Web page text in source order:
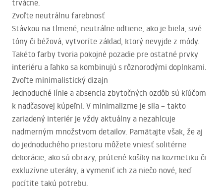
trvácne.
Zvoľte neutrálnu farebnosť
Stávkou na tlmené, neutrálne odtiene, ako je biela, sivé
tóny či béžová, vytvoríte základ, ktorý nevyjde z módy.
Takéto farby tvoria pokojné pozadie pre ostatné prvky
interiéru a ľahko sa kombinujú s rôznorodými doplnkami.
Zvoľte minimalistický dizajn
Jednoduché línie a absencia zbytočných ozdôb sú kľúčom
k nadčasovej kúpeľni. V minimalizme je sila – takto
zariadený interiér je vždy aktuálny a nezahlcuje
nadmerným množstvom detailov. Pamätajte však, že aj
do jednoduchého priestoru môžete vniesť solitérne
dekorácie, ako sú obrazy, prútené košíky na kozmetiku či
exkluzívne uteráky, a vymeniť ich za niečo nové, keď
pocítite takú potrebu.